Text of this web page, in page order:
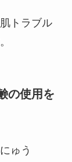
トラブル
の使用を
ゅう